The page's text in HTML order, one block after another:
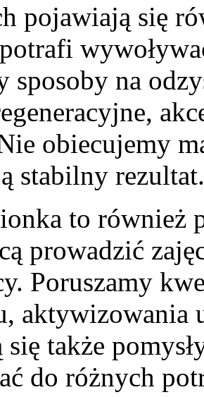
pojawiają się
sposoby na
obiecujemy
stabilny rezultat.
to również
prowadzić
Poruszamy
aktywizowania
także
do różnych